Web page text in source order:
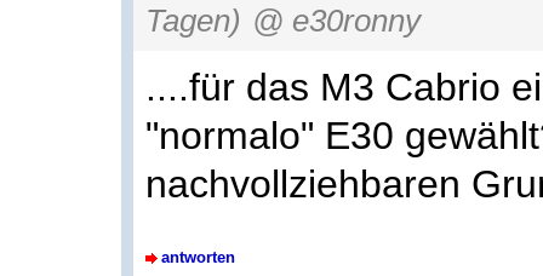
Tagen) @ e30ronny
....für das M3 Cabrio
"normalo" E30
nachvollziehbaren
antworten